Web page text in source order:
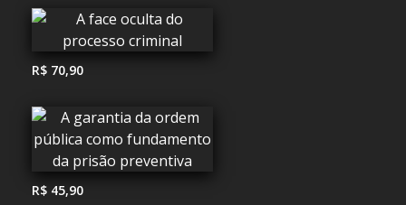
R$ 70,90
R$ 45,90